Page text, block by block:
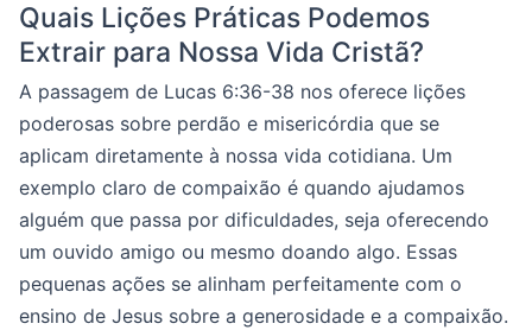
Quais Lições Práticas Podemos
Extrair para Nossa Vida Cristã?
A passagem de Lucas 6:36-38 nos oferece lições
poderosas sobre perdão e misericórdia que se
aplicam diretamente à nossa vida cotidiana. Um
exemplo claro de compaixão é quando ajudamos
alguém que passa por dificuldades, seja oferecendo
um ouvido amigo ou mesmo doando algo. Essas
pequenas ações se alinham perfeitamente com o
ensino de Jesus sobre a generosidade e a compaixão.